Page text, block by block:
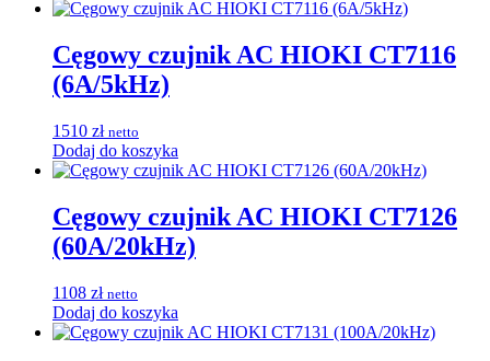
Cęgowy czujnik AC HIOKI CT7116
(6A/5kHz)
1510 zł netto
Dodaj do koszyka
Cęgowy czujnik AC HIOKI CT7126
(60A/20kHz)
1108 zł netto
Dodaj do koszyka